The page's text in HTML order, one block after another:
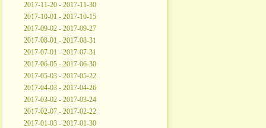
2017-11-20 - 2017-11-30
2017-10-01 - 2017-10-15
2017-09-02 - 2017-09-27
2017-08-01 - 2017-08-31
2017-07-01 - 2017-07-31
2017-06-05 - 2017-06-30
2017-05-03 - 2017-05-22
2017-04-03 - 2017-04-26
2017-03-02 - 2017-03-24
2017-02-07 - 2017-02-22
2017-01-03 - 2017-01-30